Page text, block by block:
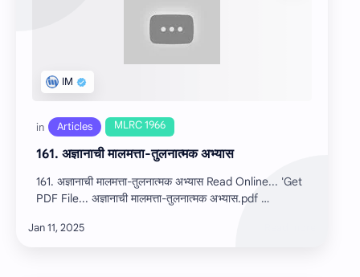
161. अज्ञानाची मालमत्ता-तुलनात्मक अभ्यास
161. अज्ञानाची मालमत्ता-तुलनात्मक अभ्यास Read Online... 'Get
PDF File... अज्ञानाची मालमत्ता-तुलनात्मक अभ्यास.pdf …